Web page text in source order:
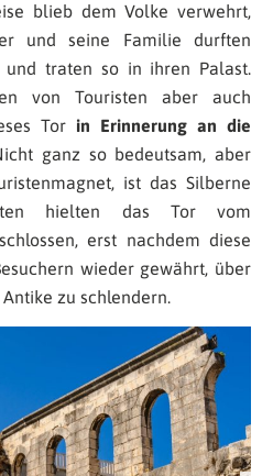
blieb dem Volke verwehrt,
und seine Familie durften
und traten so in ihren Palast.
von Touristen aber auch
Tor in Erinnerung an die
ganz so bedeutsam, aber
ist das Silberne
hielten das Tor vom
erst nachdem diese
wieder gewährt, über
zu schlendern.